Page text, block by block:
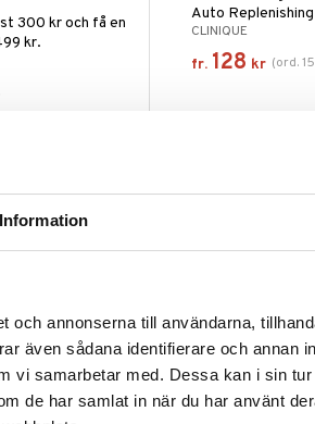
Information
och annonserna till användarna,
även sådana identifierare och annan
vi samarbetar med. Dessa kan i sin
de har samlat in när du har använt
300 kr och få en
kr.
Fukt
att minska
Auto Replenishing
Hydrator
CLINIQUE
fr. 128 kr (ord.
Huile Prodigieuse
NUXE
365